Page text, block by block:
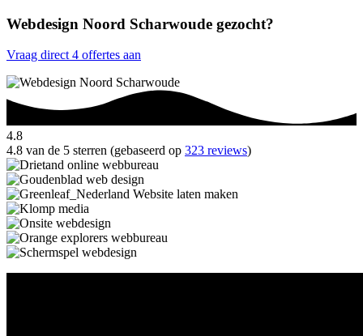
Webdesign Noord Scharwoude gezocht?
Vraag direct 4 offertes aan
4.8
4.8 van de 5 sterren (gebaseerd op 323 reviews)